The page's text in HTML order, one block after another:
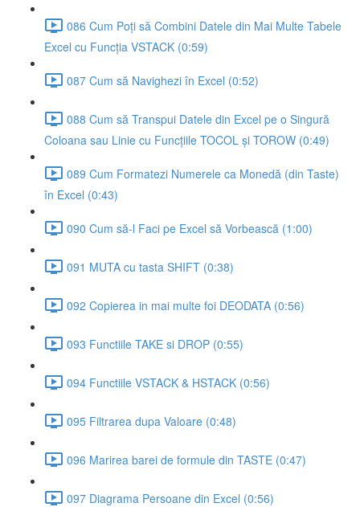
086 Cum Poți să Combini Datele din Mai Multe Tabele
Excel cu Funcția VSTACK (0:59)
087 Cum să Navighezi în Excel (0:52)
088 Cum să Transpui Datele din Excel pe o Singură
Coloana sau Linie cu Funcțiile TOCOL și TOROW (0:49)
089 Cum Formatezi Numerele ca Monedă (din Taste)
în Excel (0:43)
090 Cum să-l Faci pe Excel să Vorbească (1:00)
091 MUTA cu tasta SHIFT (0:38)
092 Copierea in mai multe foi DEODATA (0:56)
093 Functiile TAKE si DROP (0:55)
094 Functiile VSTACK & HSTACK (0:56)
095 Filtrarea dupa Valoare (0:48)
096 Marirea barei de formule din TASTE (0:47)
097 Diagrama Persoane din Excel (0:56)